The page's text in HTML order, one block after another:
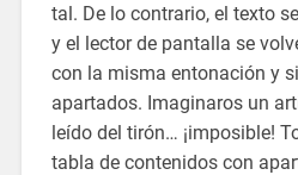
tal. De lo contrario, el texto
y el lector de pantalla se
con la misma entonación y
apartados. Imaginaros un
leído del tirón… ¡imposible!
tabla de contenidos con